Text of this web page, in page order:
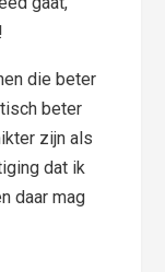
die beter
beter
zijn als
dat ik
daar mag